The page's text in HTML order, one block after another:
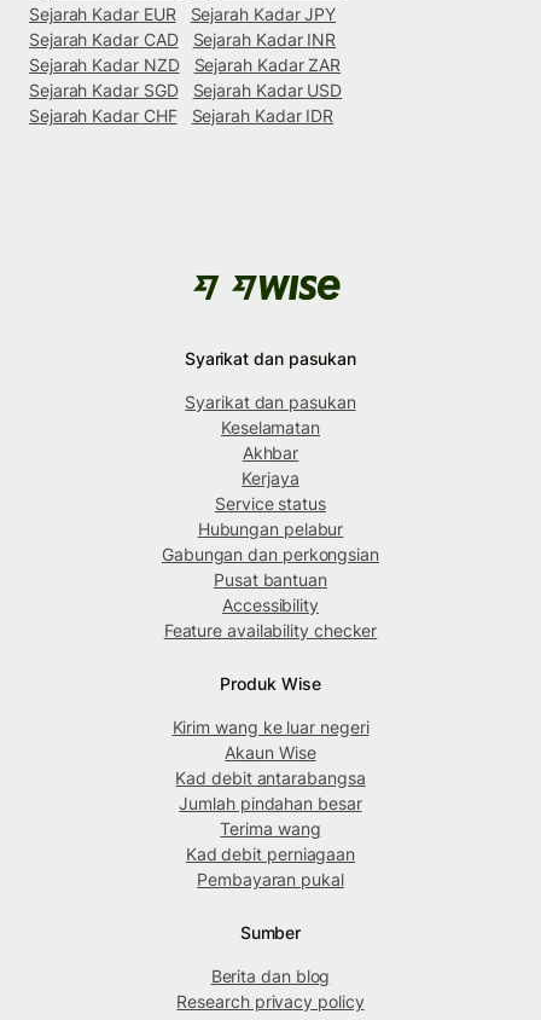
Sejarah Kadar EUR
Sejarah Kadar JPY
Sejarah Kadar CAD
Sejarah Kadar INR
Sejarah Kadar NZD
Sejarah Kadar ZAR
Sejarah Kadar SGD
Sejarah Kadar USD
Sejarah Kadar CHF
Sejarah Kadar IDR
Syarikat dan pasukan
Syarikat dan pasukan
Keselamatan
Akhbar
Kerjaya
Service status
Hubungan pelabur
Gabungan dan perkongsian
Pusat bantuan
Accessibility
Feature availability checker
Produk Wise
Kirim wang ke luar negeri
Akaun Wise
Kad debit antarabangsa
Jumlah pindahan besar
Terima wang
Kad debit perniagaan
Pembayaran pukal
Sumber
Berita dan blog
Research privacy policy